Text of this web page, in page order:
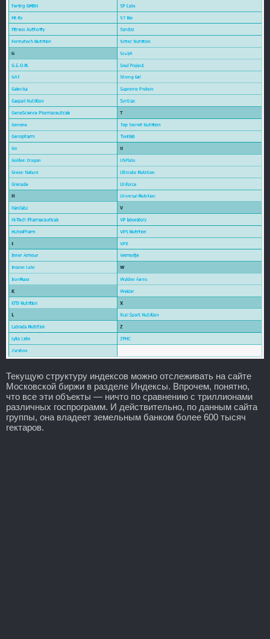
Текущую структуру индексов можно отслеживать на сайте
Московской биржи в разделе Индексы. Впрочем, понятно,
что все эти объекты — ничто по сравнению с триллионами
различных госпрограмм. И действительно, по данным сайта
группы, она владеет земельным банком более 600 тысяч
гектаров.